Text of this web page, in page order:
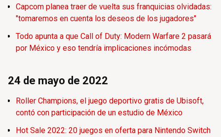
Capcom planea traer de vuelta sus franquicias olvidadas:
"tomaremos en cuenta los deseos de los jugadores"
Todo apunta a que Call of Duty: Modern Warfare 2 pasará
por México y eso tendría implicaciones incómodas
24 de mayo de 2022
Roller Champions, el juego deportivo gratis de Ubisoft,
contó con participación de un estudio de México
Hot Sale 2022: 20 juegos en oferta para Nintendo Switch